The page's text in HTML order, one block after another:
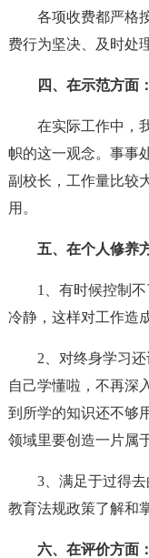
各项收费都严格
费行为坚决、及时处
四、在示范方面：
在实际工作中，
帜的这一观念。事事
副校长，工作量比较
用。
五、在个人修养
1、有时候控制
冷静，这样对工作造
2、对终身学习
自己学懂啦，不再深
到所学的知识还不够
领域里要创造一片属
3、满足于过得
教育法规政策了解和
六、在评价方面：